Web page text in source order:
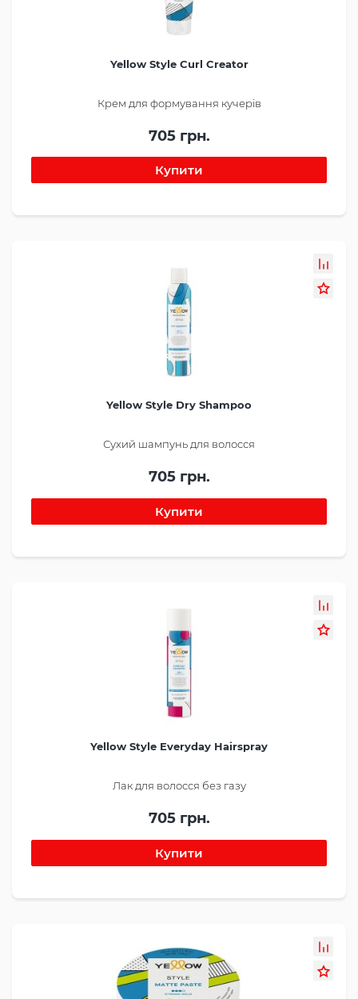
Yellow Style Curl Creator
Крем для формування кучерів
705 грн.
Yellow Style Dry Shampoo
Сухий шампунь для волосся
705 грн.
Yellow Style Everyday Hairspray
Лак для волосся без газу
705 грн.